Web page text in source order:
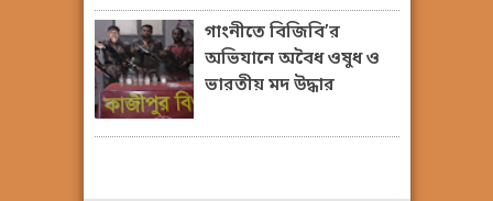
গাংনীতে বিজিবি’র
অভিযানে অবৈধ ওষুধ ও
ভারতীয় মদ উদ্ধার